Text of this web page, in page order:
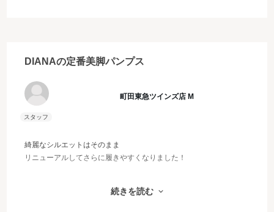
DIANAの定番美脚パンプス
町田東急ツインズ店 M
綺麗なシルエットはそのまま
リニューアルしてさらに履きやすくなりました！
の負担を軽減してくれます。続きを読む